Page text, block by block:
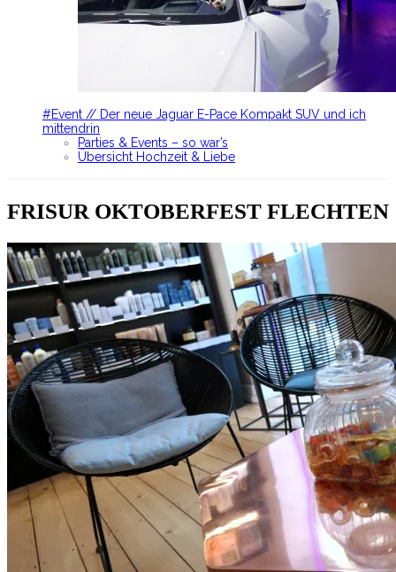
#Event // Der neue Jaguar E-Pace Kompakt SUV und ich
mittendrin
Parties & Events – so war’s
Übersicht Hochzeit & Liebe
FRISUR OKTOBERFEST FLECHTEN